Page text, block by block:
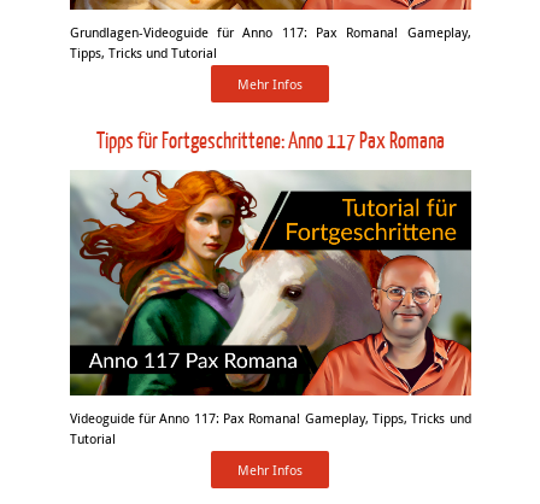
Grundlagen-Videoguide für Anno 117: Pax Romana! Gameplay,
Tipps, Tricks und Tutorial
Mehr Infos
Tipps für Fortgeschrittene: Anno 117 Pax Romana
Videoguide für Anno 117: Pax Romana! Gameplay, Tipps, Tricks und
Tutorial
Mehr Infos